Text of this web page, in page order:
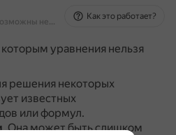
На основе источников, возможны неточности
Как это работает?
уравнения нельзя
решения некоторых
известных
или формул.
.Она может быть слишком